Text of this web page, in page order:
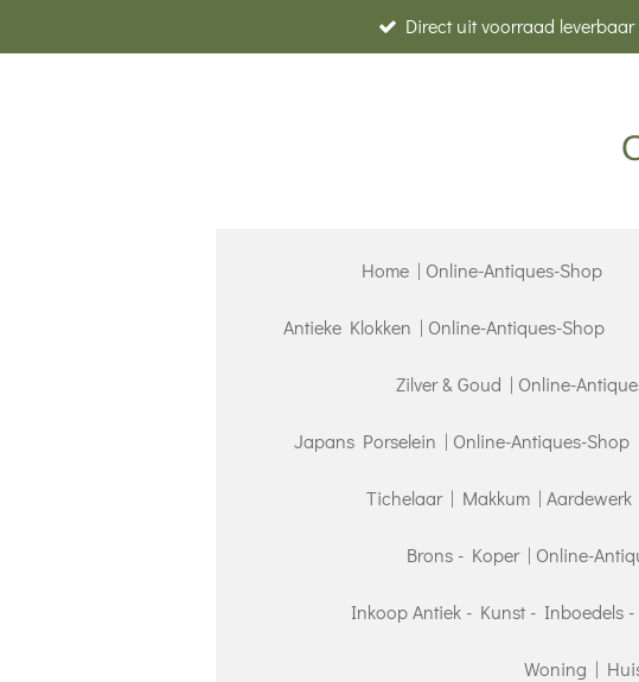
direct
Direct uit voorraad leverbaar
Home | Online-Antiques-Shop
Antieke Klokken | Online-Antiques-Shop
Zilver & Goud | Online-
Japans Porselein | Online-Antiques-Shop
Tichelaar | Makkum | Aardewerk
Brons - Koper | Online-
Inkoop Antiek - Kunst - Inboedels
Woning |